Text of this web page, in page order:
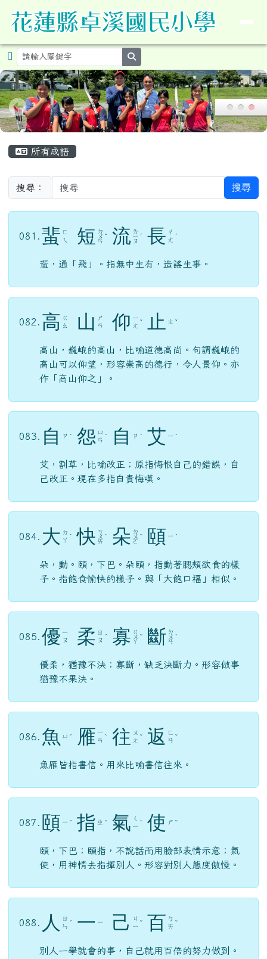
花蓮縣卓溪鄉卓溪國民小學暨附設
導覽列
所有成語
搜尋： 搜尋
081. 蜚 ㄈ
ㄟ
短 ㄉ
ㄨ
ㄢ
ˇ 流 ㄌ
ㄧ
ㄡ
ˊ 長 ㄔ
ㄤ ˊ
蜚，通「飛」。指無中生有，造謠生事。
082. 高 ㄍ
ㄠ
山
ㄕ
ㄢ
仰 ㄧ
ㄤ ˇ 止 ㄓ ˇ
高山，巍峨的高山，比喻道德高尚。句謂巍峨的
高山可以仰望，形容崇高的德行，令人景仰。亦
作「高山仰之」。
083. 自 ㄗ ˋ 怨 ㄩ
ㄢ ˋ 自 ㄗ ˋ 艾 ㄧ ˋ
艾，割草，比喻改正；原指悔恨自己的錯誤，自
己改正。現在多指自責悔嘆。
084. 大 ㄉ
ㄚ ˋ 快 ㄎ
ㄨ
ㄞ
ˋ 朵 ㄉ
ㄨ
ㄛ
ˇ 頤 ㄧ ˊ
朵，動。頤，下巴。朵頤，指動著腮頰欲食的樣
子。指飽食愉快的樣子。與「大飽口福」相似。
085. 優 ㄧ
ㄡ
柔 ㄖ
ㄡ ˊ 寡 ㄍ
ㄨ
ㄚ
ˇ 斷 ㄉ
ㄨ
ㄢ
ˋ
優柔，猶豫不決；寡斷，缺乏決斷力。形容做事
猶豫不果決。
086. 魚 ㄩ ˊ 雁 ㄧ
ㄢ ˋ 往 ㄨ
ㄤ ˇ 返 ㄈ
ㄢ ˇ
魚雁皆指書信。用來比喻書信往來。
087. 頤 ㄧ ˊ 指 ㄓ ˇ 氣 ㄑ
ㄧ ˋ 使 ㄕ ˇ
頤，下巴；頤指，不說話而用臉部表情示意；氣
使，用神情去指揮別人。形容對別人態度傲慢。
088. 人
ㄖ
ㄣ ˊ 一 ㄧ 己
ㄐ
ㄧ ˇ 百 ㄅ
ㄞ ˇ
別人一學就會的事，自己就用百倍的努力做到。